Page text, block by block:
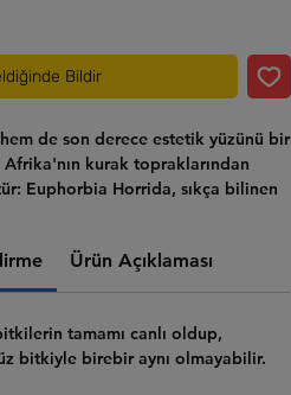
Bildir
de son derece estetik yüzünü bir
kurak topraklarından
Euphorbia Horrida, sıkça bilinen
Ürün Açıklaması
tamamı canlı oldup,
bitkiyle birebir aynı olmayabilir.